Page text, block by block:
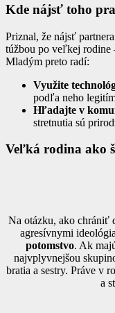
Kde nájsť toho
Priznal, že nájsť
túžbou po veľkej rodine
Mladým preto radí:
Využite
podľa neho
Hľadajte v
stretnutia sú
Veľká rodina ako
Na otázku, ako chrániť
agresívnymi
potomstvo. Ak
najvplyvnejšou
bratia a sestry. Práve v
a